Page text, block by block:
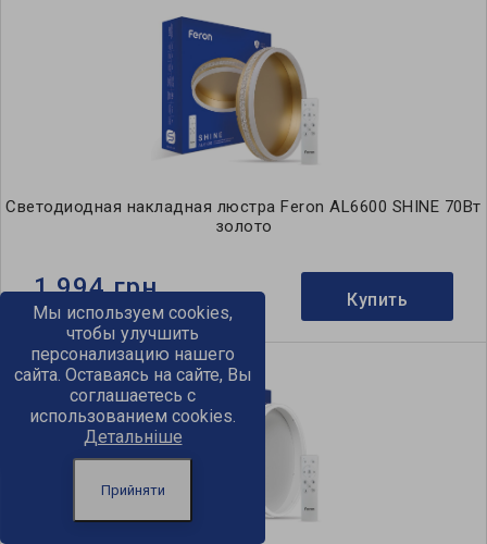
Светодиодная накладная люстра Feron AL6600 SHINE 70Вт
золото
1 994 грн Купить
Мы используем cookies,
чтобы улучшить
персонализацию нашего
сайта. Оставаясь на сайте, Вы
соглашаетесь с
использованием cookies.
Детальніше
Прийняти